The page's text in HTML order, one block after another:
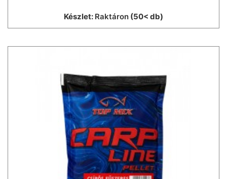
Készlet: Raktáron (50< db)